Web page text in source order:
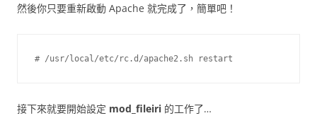
然後你只要重新啟動 Apache 就完成了，簡單吧！
# /usr/local/etc/rc.d/apache2.sh restart
接下來就要開始設定 mod_fileiri 的工作了…